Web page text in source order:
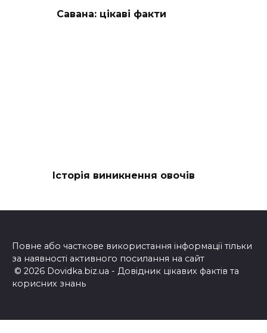
Савана: цікаві факти
Історія виникнення овочів
Повне або часткове використання інформації тільки
за наявності активного посилання на сайт
© 2026 Dovidka.biz.ua - Довідник цікавих фактів та
корисних знань